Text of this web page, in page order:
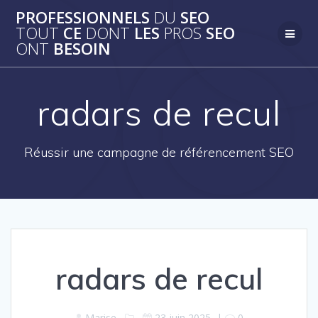
au
contenu
PROFESSIONNELS DU SEO
TOUT CE DONT LES PROS SEO
ONT BESOIN
radars de recul
Réussir une campagne de référencement SEO
radars de recul